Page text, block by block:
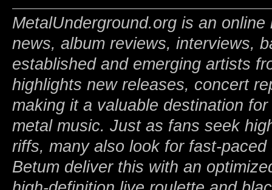
MetalUnderground.org is an
news, album reviews, interviews,
established and emerging artists
highlights new releases, concert
making it a valuable destination
metal music. Just as fans seek
riffs, many also look for fast-
Betum deliver this with an